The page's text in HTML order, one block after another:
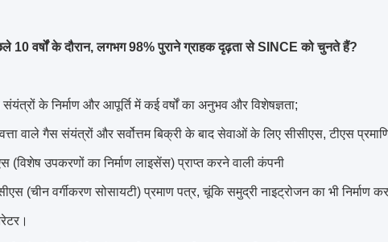
10 वर्षों के दौरान, लगभग 98% पुराने ग्राहक दृढ़ता से SINCE को चुनते हैं?
के निर्माण और आपूर्ति में कई वर्षों का अनुभव और विशेषज्ञता;
वाले गैस संयंत्रों और सर्वोत्तम बिक्री के बाद सेवाओं के लिए सीसीएस, टीएस
(विशेष उपकरणों का निर्माण लाइसेंस) प्राप्त करने वाली कंपनी
(चीन वर्गीकरण सोसायटी) प्रमाण पत्र, चूंकि समुद्री नाइट्रोजन का भी निर्माण